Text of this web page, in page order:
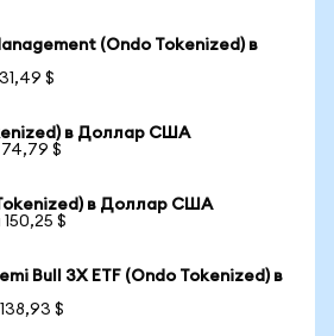
(Ondo Tokenized) в
$
в Доллар США
74,79 $
в Доллар США
$
Bull 3X ETF (Ondo Tokenized) в
$